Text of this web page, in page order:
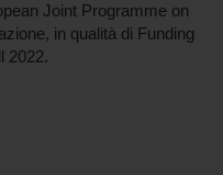
Joint Programme on
in qualità di Funding
2022.